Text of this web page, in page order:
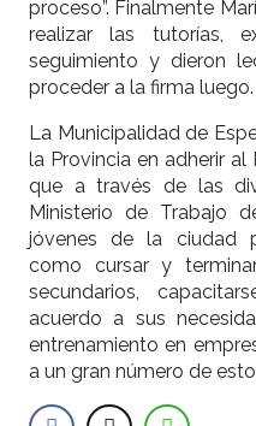
proceso”. Finalmente
realizar las tutorías,
seguimiento y dieron
proceder a la firma luego.
La Municipalidad de
la Provincia en adherir
que a través de las
Ministerio de Trabajo
jóvenes de la ciudad
como cursar y
secundarios,
acuerdo a sus
entrenamiento en
a un gran número de